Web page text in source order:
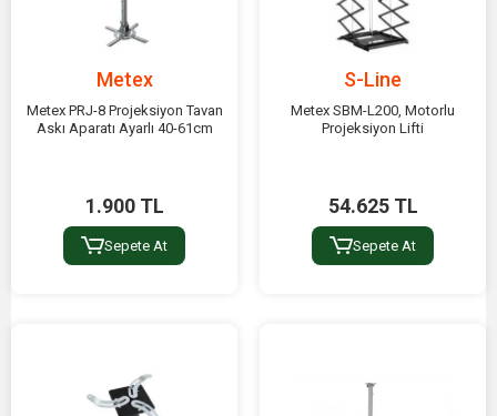
Metex
Metex PRJ-8 Projeksiyon Tavan
Askı Aparatı Ayarlı 40-61cm
1.900 TL
Sepete At
S-Line
Metex SBM-L200, Motorlu
Projeksiyon Lifti
54.625 TL
Sepete At